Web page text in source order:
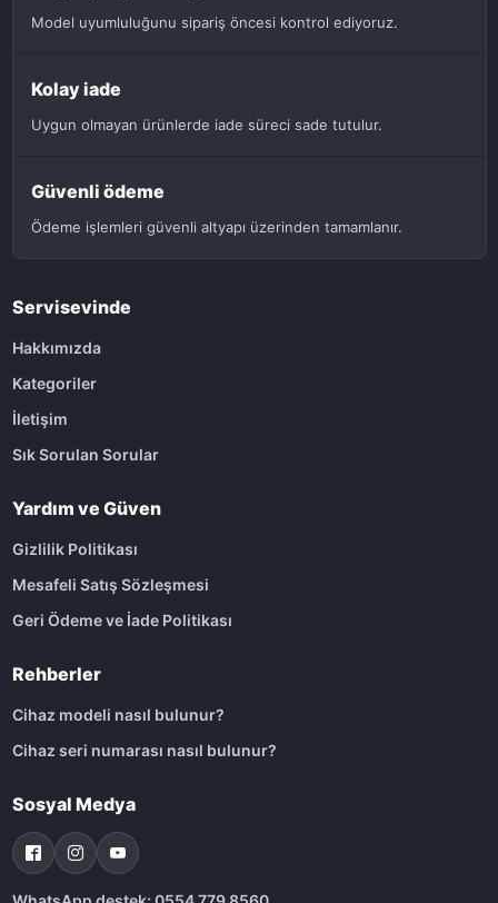
Model uyumluluğunu sipariş öncesi kontrol ediyoruz.
Kolay iade
Uygun olmayan ürünlerde iade süreci sade tutulur.
Güvenli ödeme
Ödeme işlemleri güvenli altyapı üzerinden tamamlanır.
Servisevinde
Hakkımızda
Kategoriler
İletişim
Sık Sorulan Sorular
Yardım ve Güven
Gizlilik Politikası
Mesafeli Satış Sözleşmesi
Geri Ödeme ve İade Politikası
Rehberler
Cihaz modeli nasıl bulunur?
Cihaz seri numarası nasıl bulunur?
Sosyal Medya